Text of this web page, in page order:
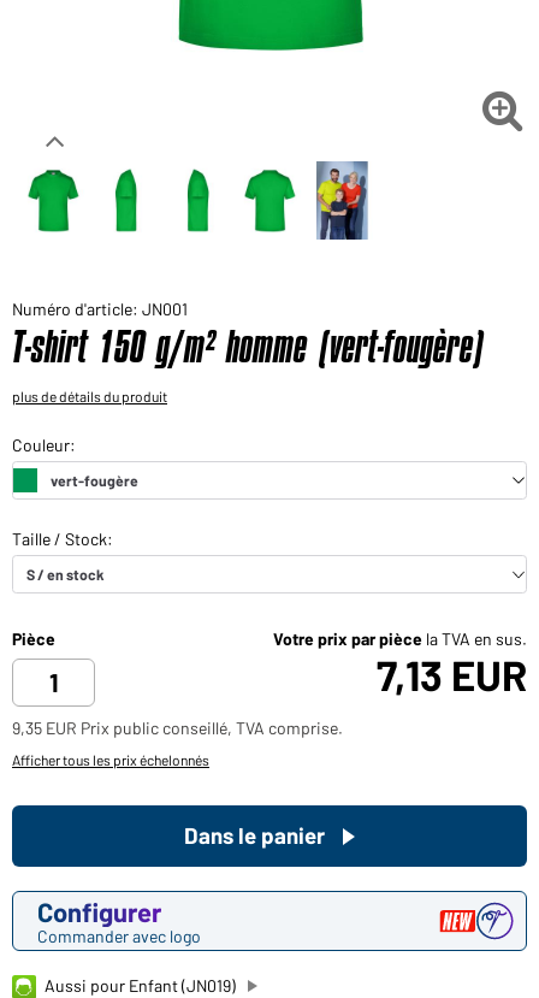
Voudriez-vous acheter des produits pour votre besoin

Numéro d'article: JN001
T-shirt 150 g/m² homme (vert-fougère)
plus de détails du produit
Pièce Votre prix par pièce la TVA en sus.
7,13 EUR
9,35 EUR Prix public conseillé, TVA comprise.
Afficher tous les prix échelonnés
Configurer
Commander avec logo
Dans le panier
Aussi pour Enfant (JN019)